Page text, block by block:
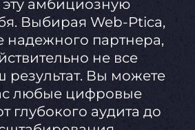
эту амбициозную
Выбирая Web-Ptica,
надежного партнера,
не все
результат. Вы можете
любые цифровые
глубокого аудита до